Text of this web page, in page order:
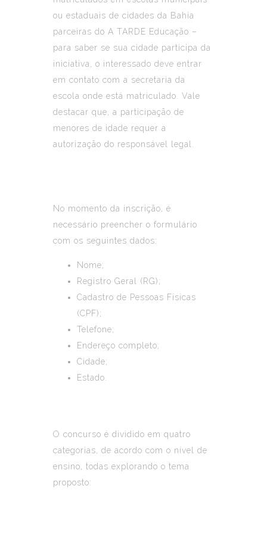
ou estaduais de cidades da Bahia
parceiras do A TARDE Educação –
para saber se sua cidade participa da
iniciativa, o interessado deve entrar
em contato com a secretaria da
escola onde está matriculado. Vale
destacar que, a participação de
menores de idade requer a
autorização do responsável legal.
No momento da inscrição, é
necessário preencher o formulário
com os seguintes dados:
Nome;
Registro Geral (RG);
Cadastro de Pessoas Físicas
(CPF);
Telefone;
Endereço completo;
Cidade;
Estado.
O concurso é dividido em quatro
categorias, de acordo com o nível de
ensino, todas explorando o tema
proposto: